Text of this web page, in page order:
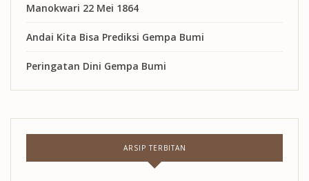
Manokwari 22 Mei 1864
Andai Kita Bisa Prediksi Gempa Bumi
Peringatan Dini Gempa Bumi
ARSIP TERBITAN